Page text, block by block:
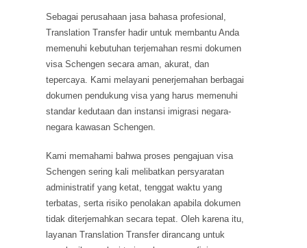
Sebagai perusahaan jasa bahasa profesional,
Translation Transfer hadir untuk membantu Anda
memenuhi kebutuhan terjemahan resmi dokumen
visa Schengen secara aman, akurat, dan
tepercaya. Kami melayani penerjemahan berbagai
dokumen pendukung visa yang harus memenuhi
standar kedutaan dan instansi imigrasi negara-
negara kawasan Schengen.
Kami memahami bahwa proses pengajuan visa
Schengen sering kali melibatkan persyaratan
administratif yang ketat, tenggat waktu yang
terbatas, serta risiko penolakan apabila dokumen
tidak diterjemahkan secara tepat. Oleh karena itu,
layanan Translation Transfer dirancang untuk